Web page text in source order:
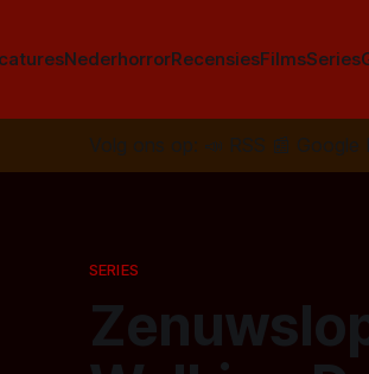
NederhorrorRecensiesFilmsSeries
Volg ons op: 📣 RSS 📰 Google
SERIES